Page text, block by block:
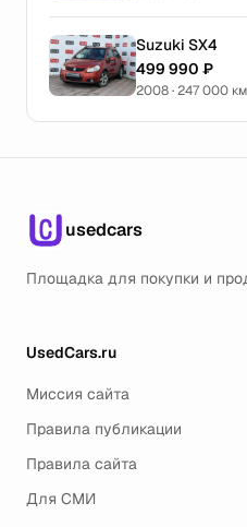
Suzuki SX4
499 990 ₽
2008 · 247 000
usedcars
Площадка для покупки и
UsedCars.ru
Миссия сайта
Правила публикации
Правила сайта
Для СМИ